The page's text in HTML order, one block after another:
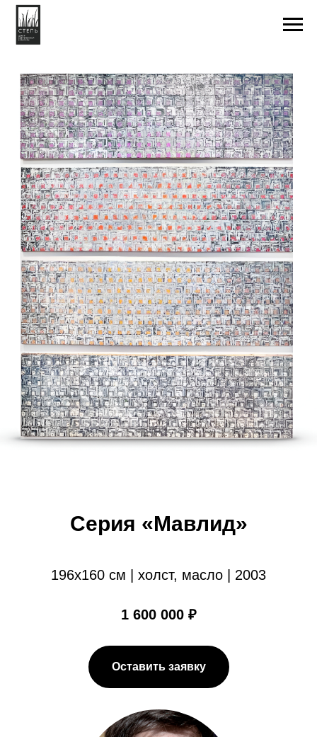
Серия «Мавлид»
196х160 см | холст, масло | 2003
1 600 000 ₽
Оставить заявку